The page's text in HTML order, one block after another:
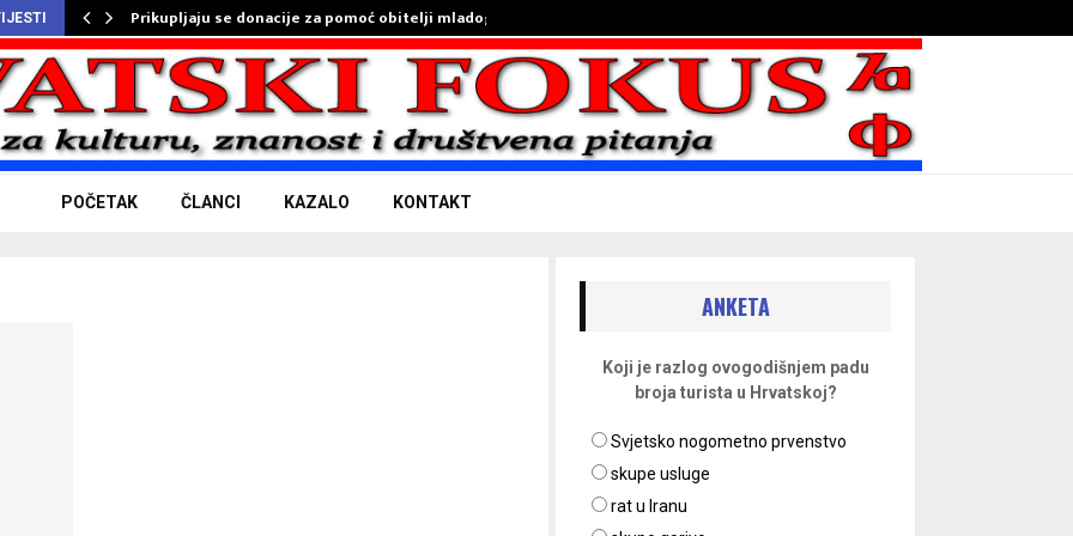
Prikupljaju se donacije za pomoć obitelji mladog…
POČETAK ČLANCI KAZALO KONTAKT
ANKETA
Koji je razlog ovogodišnjem padu
broja turista u Hrvatskoj?
Svjetsko nogometno prvenstvo
skupe usluge
rat u Iranu